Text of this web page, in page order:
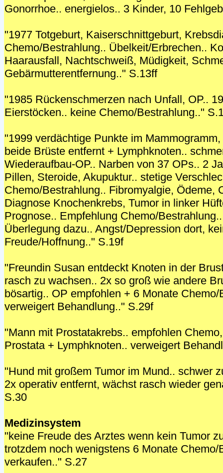
Gonorrhoe.. energielos.. 3 Kinder, 10
"1977 Totgeburt, Kaiserschnittgeburt,
Chemo/Bestrahlung.. Übelkeit/Erbrechen..
Haarausfall, Nachtschweiß, Müdigkeit,
Gebärmutterentfernung.." S.13ff
"1985 Rückenschmerzen nach Unfall, OP..
Eierstöcken.. keine Chemo/Bestrahlung.."
"1999 verdächtige Punkte im
beide Brüste entfernt + Lymphknoten..
Wiederaufbau-OP.. Narben von 37 OPs.. 2
Pillen, Steroide, Akupuktur.. stetige
Chemo/Bestrahlung.. Fibromyalgie, Ödeme,
Diagnose Knochenkrebs, Tumor in linker
Prognose.. Empfehlung Chemo/
Überlegung dazu.. Angst/Depression dort,
Freude/Hoffnung.." S.19f
"Freundin Susan entdeckt Knoten in der
rasch zu wachsen.. 2x so groß wie andere
bösartig.. OP empfohlen + 6 Monate
verweigert Behandlung.." S.29f
"Mann mit Prostatakrebs.. empfohlen
Prostata + Lymphknoten.. verweigert
"Hund mit großem Tumor im Mund.. schwer
2x operativ entfernt, wächst rasch wieder
S.30
Medizinsystem
"keine Freude des Arztes wenn kein Tumor
trotzdem noch wenigstens 6 Monate Chemo/
verkaufen.." S.27